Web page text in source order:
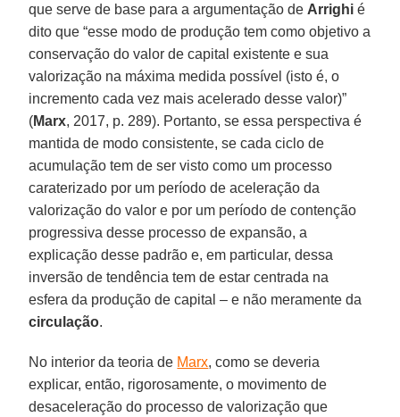
que serve de base para a argumentação de Arrighi é
dito que “esse modo de produção tem como objetivo a
conservação do valor de capital existente e sua
valorização na máxima medida possível (isto é, o
incremento cada vez mais acelerado desse valor)”
(Marx, 2017, p. 289). Portanto, se essa perspectiva é
mantida de modo consistente, se cada ciclo de
acumulação tem de ser visto como um processo
caraterizado por um período de aceleração da
valorização do valor e por um período de contenção
progressiva desse processo de expansão, a
explicação desse padrão e, em particular, dessa
inversão de tendência tem de estar centrada na
esfera da produção de capital – e não meramente da
circulação.
No interior da teoria de Marx, como se deveria
explicar, então, rigorosamente, o movimento de
desaceleração do processo de valorização que